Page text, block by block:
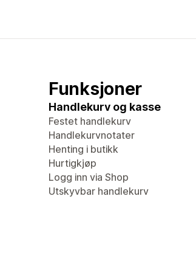
Funksjoner
Handlekurv og kasse
Festet handlekurv
Handlekurvnotater
Henting i butikk
Hurtigkjøp
Logg inn via Shop
Utskyvbar handlekurv